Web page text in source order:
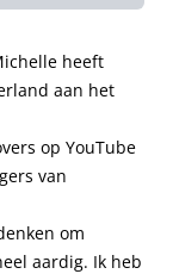
heeft
aan het
op YouTube
van
om
aardig. Ik heb